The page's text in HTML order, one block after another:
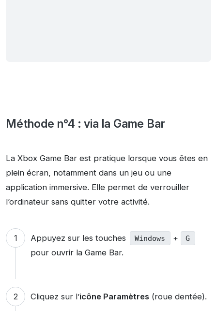
Méthode n°4 : via la Game Bar
La Xbox Game Bar est pratique lorsque vous êtes en
plein écran, notamment dans un jeu ou une
application immersive. Elle permet de verrouiller
l’ordinateur sans quitter votre activité.
Appuyez sur les touches Windows + G
pour ouvrir la Game Bar.
Cliquez sur l’icône Paramètres(roue dentée).